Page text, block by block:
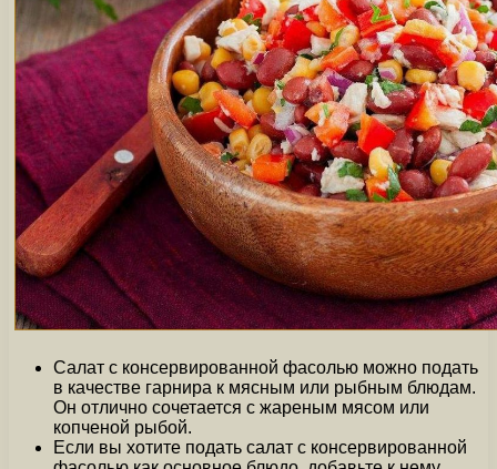
Салат с консервированной фасолью можно подать
в качестве гарнира к мясным или рыбным блюдам.
Он отлично сочетается с жареным мясом или
копченой рыбой.
Если вы хотите подать салат с консервированной